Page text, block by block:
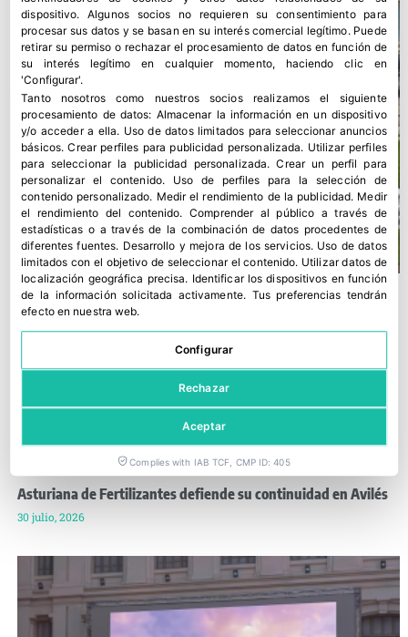
Asturiana de Fertilizantes defiende su continuidad en Avilés
30 julio, 2026
dispositivo. Algunos socios no requieren su consentimiento para
procesar sus datos y se basan en su interés comercial legítimo. Puede
retirar su permiso o rechazar el procesamiento de datos en función de
su interés legítimo en cualquier momento, haciendo clic en
'Configurar'.
Tanto nosotros como nuestros socios realizamos el siguiente
procesamiento de datos: Almacenar la información en un dispositivo
y/o acceder a ella. Uso de datos limitados para seleccionar anuncios
básicos.Crear perfiles para publicidad personalizada. Utilizar perfiles
para seleccionar la publicidad personalizada.Crear un perfil para
personalizar el contenido. Uso de perfiles para la selección de
contenido personalizado. Medir el rendimiento de la publicidad. Medir
el rendimiento del contenido.Comprender al público a través de
estadísticas o a través de la combinación de datos procedentes de
diferentes fuentes. Desarrollo y mejora de los servicios. Uso de datos
limitados con el objetivo de seleccionar el contenido. Utilizar datos de
localización geográfica precisa. Identificar los dispositivos en función
de la información solicitada activamente. Tus preferencias tendrán
efecto en nuestra web.
Configurar
Rechazar
Aceptar
Complies with IAB TCF, CMP ID: 405